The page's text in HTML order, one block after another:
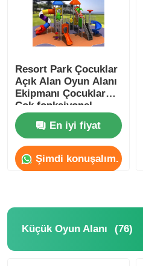
Resort Park Çocuklar
Açık Alan Oyun Alanı
Ekipmanı Çocuklar
Çok fonksiyonel
En iyi fiyat
Şimdi konuşalım.
Küçük Oyun Alanı (76)